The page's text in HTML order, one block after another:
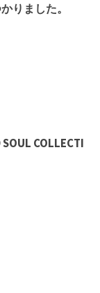
りました。
COLLECTI